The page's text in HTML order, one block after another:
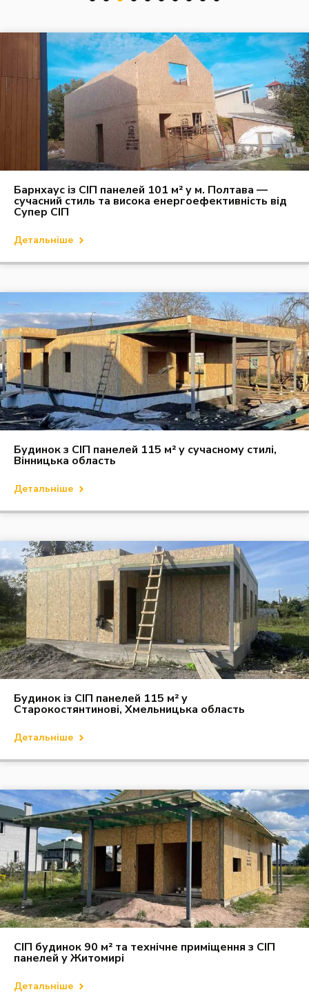
Барнхаус із СІП панелей 101 м² у м. Полтава —
сучасний стиль та висока енергоефективність від
Супер СІП
Детальніше
Будинок з СІП панелей 115 м² у сучасному стилі,
Вінницька область
Детальніше
Будинок із СІП панелей 115 м² у
Старокостянтинові, Хмельницька область
Детальніше
СІП будинок 90 м² та технічне приміщення з СІП
панелей у Житомирі
Детальніше